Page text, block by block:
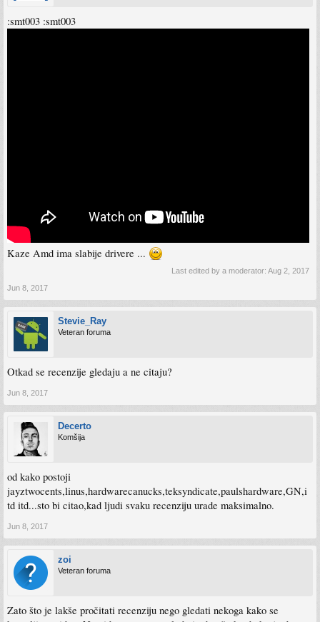
:smt003 :smt003
Kaze Amd ima slabije drivere ...
Last edited by a moderator: Aug 2, 2017
Jun 8, 2017
Stevie_Ray
Veteran foruma
Otkad se recenzije gledaju a ne citaju?
Jun 8, 2017
Decerto
Komšija
od kako postoji
jayztwocents,linus,hardwarecanucks,teksyndicate,paulshardware,GN,i
td itd...sto bi citao,kad ljudi svaku recenziju urade maksimalno.
Jun 8, 2017
zoi
Veteran foruma
Zato što je lakše pročitati recenziju nego gledati nekoga kako se